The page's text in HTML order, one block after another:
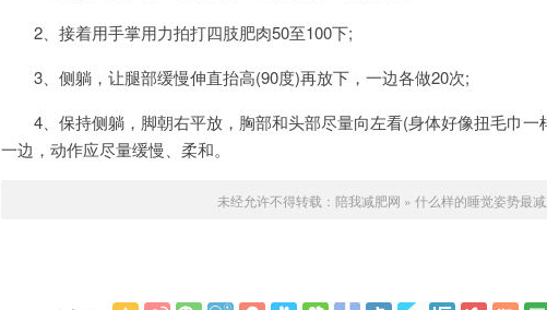
2、接着用手掌用力拍打四肢肥肉50至100下;
3、侧躺，让腿部缓慢伸直抬高(90度)再放下，一边各做20次;
4、保持侧躺，脚朝右平放，胸部和头部尽量向左看(身体好像扭毛巾一
一边，动作应尽量缓慢、柔和。
未经允许不得转载： 陪我减肥网 » 什么样的睡觉姿势最减